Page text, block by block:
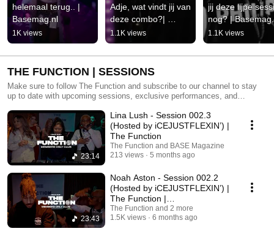
helemaal terug.. |
Basemag.nl
1K views
Adje, wat vindt jij van
deze combo?|
Basemag.nl
1.1K views
jij deze lijpe
nog? |
1.1K views
THE FUNCTION | SESSIONS
Make sure to follow The Function and subscribe to our channel to stay
up to date with upcoming sessions, exclusive performances, and
23:14
Lina Lush - Session 002.3
(Hosted by iCEJUSTFLEXIN’) |
The Function
The Function and BASE Magazine
213 views
5 months ago
23:43
Noah Aston - Session 002.2
(Hosted by iCEJUSTFLEXIN’) |
The Function |
Afro/Amapiano/Dancehall/Trap
The Function and 2 more
1.5K views
6 months ago